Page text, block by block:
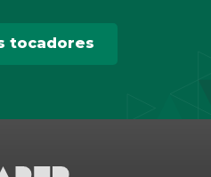
tocadores